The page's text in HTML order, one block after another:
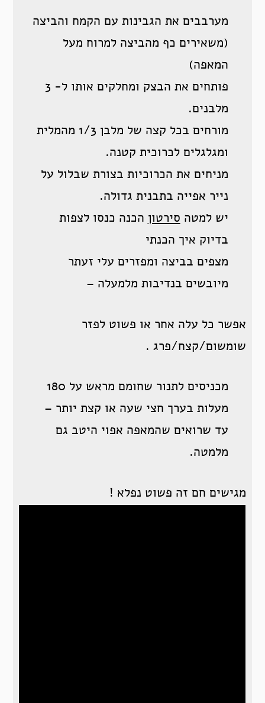
מערבבים את הגבינות עם הקמח והביצה
(משאירים כף מהביצה למרוח מעל
המאפה)
פותחים את הבצק ומחלקים אותו ל- 3
מלבנים.
מורחים בכל קצה של מלבן 1/3 מהמלית
ומגלגלים לכרוכית קטנה.
מניחים את הכרוכיות בצורת שבלול על
נייר אפייה בתבנית גדולה.
יש למטה סירטון הכנה כנסו לצפות
בדיוק איך הכנתי
מצפים בביצה ומפזרים עלי זעתר
מיובשים בנדיבות מלמעלה –
אפשר כל עלה אחר או פשוט לפזר
שומשום/קצח/פרג .
מכניסים לתנור שחומם מראש על 180
מעלות בערך חצי שעה או קצת יותר –
עד שרואים שהמאפה אפוי היטב גם
מלמטה.
מגישים חם זה פשוט נפלא !